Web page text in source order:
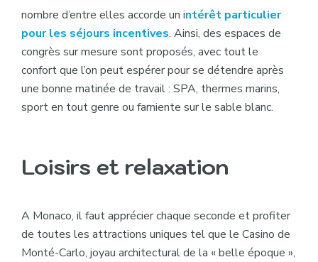
nombre d’entre elles accorde un intérêt particulier
pour les séjours incentives. Ainsi, des espaces de
congrès sur mesure sont proposés, avec tout le
confort que l’on peut espérer pour se détendre après
une bonne matinée de travail : SPA, thermes marins,
sport en tout genre ou farniente sur le sable blanc.
Loisirs et relaxation
A Monaco, il faut apprécier chaque seconde et profiter
de toutes les attractions uniques tel que le Casino de
Monté-Carlo, joyau architectural de la « belle époque »,